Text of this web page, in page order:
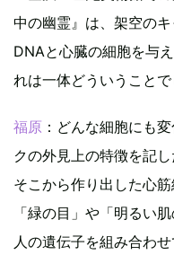
中の幽霊』は、架空の
DNAと心臓の細胞を与
れは一体どういうことで
福原 ：どんな細胞にも
クの外見上の特徴を記
そこから作り出した心
「緑の目」や「明るい
人の遺伝子を組み合わ